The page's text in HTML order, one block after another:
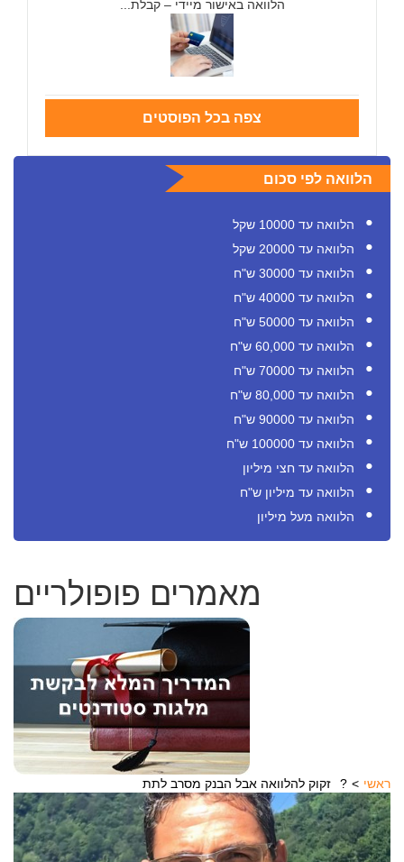
הלוואה באישור מיידי – קבלת...
צפה בכל הפוסטים
הלוואה לפי סכום
הלוואה עד 10000 שקל
הלוואה עד 20000 שקל
הלוואה עד 30000 ש"ח
הלוואה עד 40000 ש"ח
הלוואה עד 50000 ש"ח
הלוואה עד 60,000 ש"ח
הלוואה עד 70000 ש"ח
הלוואה עד 80,000 ש"ח
הלוואה עד 90000 ש"ח
הלוואה עד 100000 ש"ח
הלוואה עד חצי מיליון
הלוואה עד מיליון ש"ח
הלוואה מעל מיליון
מאמרים פופולריים
ראשי זקוק להלוואה אבל הבנק מסרב לתת?